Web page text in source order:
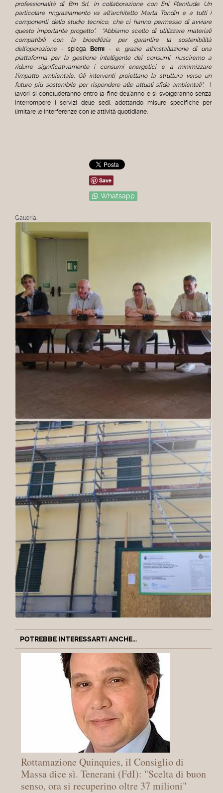
professionalità di Bm Srl, in collaborazione con Eni Plenitude. Un
particolare ringraziamento va all'architetto Marta Tondin e a tutti i
componenti dello studio tecnico, che ci hanno permesso di avviare
questo importante progetto”.
"Abbiamo scelto di utilizzare materiali
compatibili con la bioedilizia per garantire la sostenibilità
dell'operazione - spiega Bemi- e, grazie all'installazione di una
piattaforma per la gestione intelligente dei consumi, riusciremo a
ridurre significativamente i consumi energetici e a minimizzare
l’impatto ambientale. Gli interventi proiettano la struttura verso un
futuro più sostenibile per rispondere alle attuali sfide ambientali".
lavori si concluderanno entro la fine dell’anno e si svolgeranno senza
interrompere i servizi delle sedi, adottando misure specifiche per
limitare le interferenze con le attività quotidiane.
Save
Whatsapp
Galleria:
POTREBBE INTERESSARTI ANCHE...
Rottamazione Quinquies, il Consiglio di
Massa dice sì. Tenerani (FdI): "Scelta di buon
senso, ora si recuperino oltre 37 milioni"